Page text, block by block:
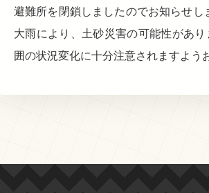
避難所を閉鎖しましたのでお知らせし
大雨により、土砂災害の可能性があり
囲の状況変化に十分注意されますよう